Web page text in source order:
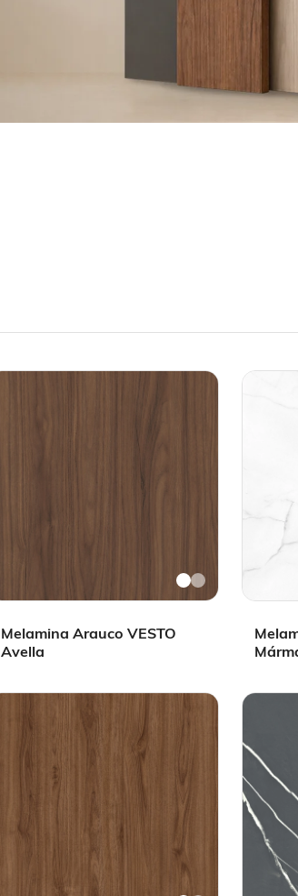
Melamina Arauco VESTO
Avella